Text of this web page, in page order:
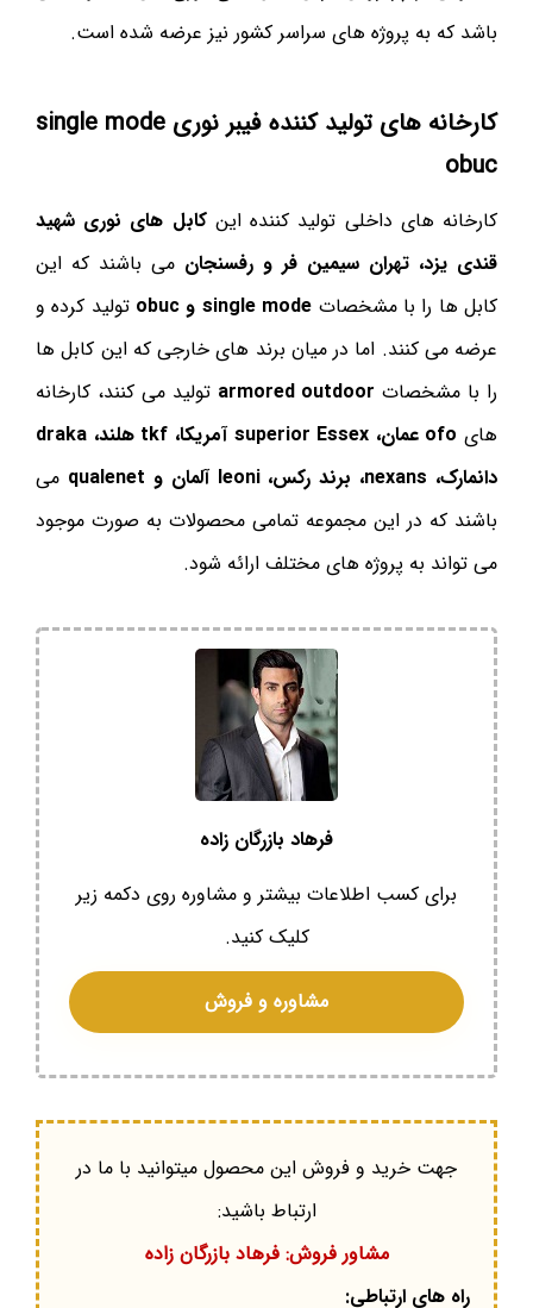
باشد که به پروژه های سراسر کشور نیز عرضه شده است.
کارخانه های تولید کننده فیبر نوری single mode
obuc
کارخانه های داخلی تولید کننده اینکابل های نوری شهید
قندی یزد، تهران سیمین فر و رفسنجان می باشند که این
کابل ها را با مشخصات single mode و obuc
تولید کرده و
عرضه می کنند. اما در میان برند های خارجی که این کابل ها
را با مشخصات armored outdoor تولید می کنند، کارخانه
های
ofo عمان، superior Essex آمریکا، tkf هلند، draka
دانمارک، nexans، برند رکس، leoni آلمان و qualenet
می
باشند که در این مجموعه تمامی محصولات به صورت موجود
می تواند به پروژه های مختلف ارائه شود.
فرهاد بازرگان زاده
برای کسب اطلاعات بیشتر و مشاوره روی دکمه زیر
کلیک کنید.
مشاوره و فروش
جهت خرید و فروش این محصول میتوانید با ما در
ارتباط باشید:
مشاور فروش: فرهاد بازرگان زاده
راه های ارتباطی: